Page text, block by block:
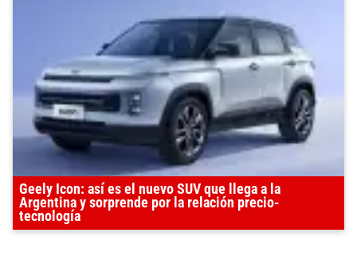
Geely Icon: así es el nuevo SUV que llega a la
Argentina y sorprende por la relación precio-
tecnología